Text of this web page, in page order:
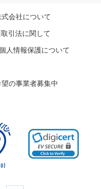
会社について
引法に関して
人情報保護について
の事業者募集中